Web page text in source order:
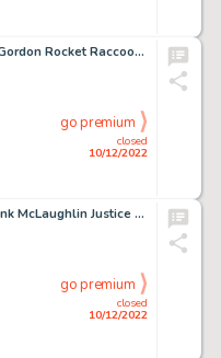
Mike Mignola and Al Gordon Rocket Raccoon #4 Story Page 18 Original Art (Marvel, 1985)....
closed
10/12/2022
go premium
George Pérez and Frank McLaughlin Justice League of America #185 Story Page 10 Original Art (DC, 1980)....
closed
10/12/2022
go premium